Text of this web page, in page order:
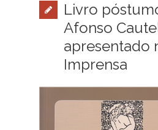
Livro
Afonso
apresentado
Imprensa